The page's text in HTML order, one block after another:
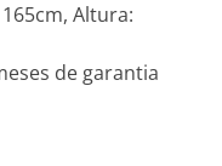
Altura:
de garantia